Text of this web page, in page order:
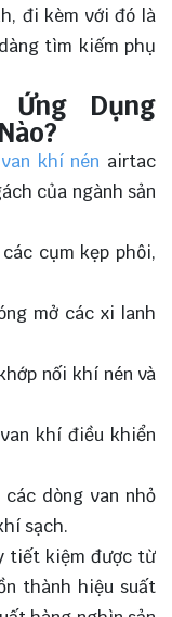
đi kèm với đó là
tìm kiếm phụ
Dụng
van khí nén airtac
của ngành sản
cụm kẹp phôi,
mở các xi lanh
nối khí nén và
khí điều khiển
dòng van nhỏ
sạch.
tiết kiệm được từ
thành hiệu suất